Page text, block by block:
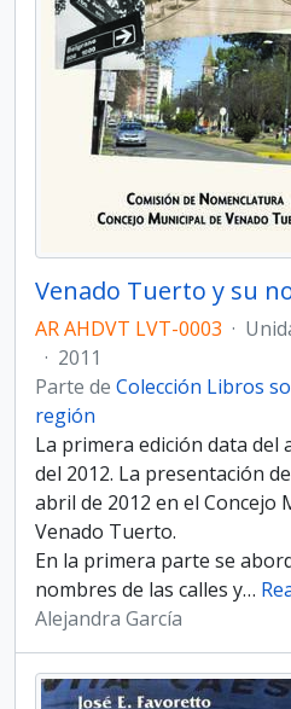
Venado Tuerto y su
AR AHDVT LVT-0003 ·
· 2011
Parte de Colección Libros
región
La primera edición data del
del 2012. La presentación
abril de 2012 en el Concejo
Venado Tuerto.
En la primera parte se
nombres de las calles y…
Alejandra García